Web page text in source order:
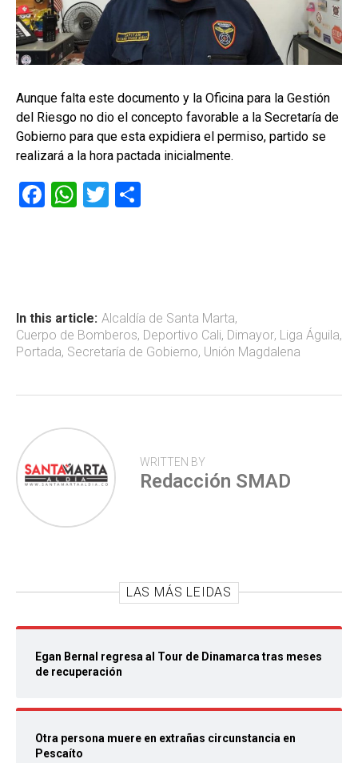
Aunque falta este documento y la Oficina para la Gestión
del Riesgo no dio el concepto favorable a la Secretaría de
Gobierno para que esta expidiera el permiso, partido se
realizará a la hora pactada inicialmente.
F
ok
W
p
p
T
tir
In this article: Alcaldía de Santa Marta,
Cuerpo de Bomberos, Deportivo Cali, Dimayor, Liga Águila,
Portada, Secretaría de Gobierno, Unión Magdalena
WRITTEN BY
Redacción SMAD
LAS MÁS LEIDAS
Egan Bernal regresa al Tour de Dinamarca tras meses
de recuperación
Otra persona muere en extrañas circunstancia en
Pescaíto